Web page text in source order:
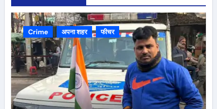
Crime अपना शहर फीचर